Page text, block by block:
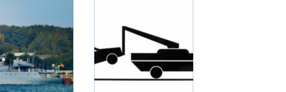
väntar tills något går
sönder, men den s...